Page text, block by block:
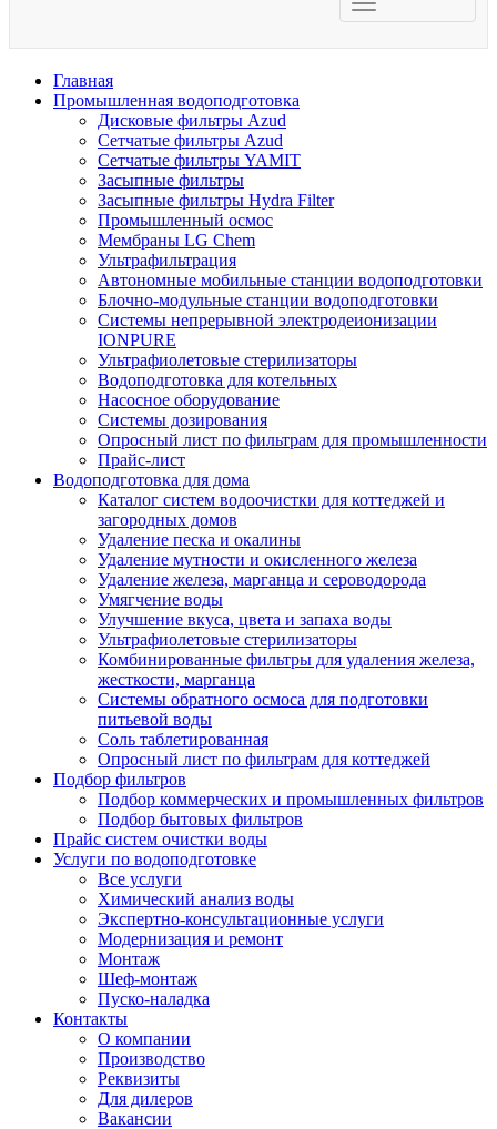
Главная
Промышленная водоподготовка
Дисковые фильтры Azud
Сетчатые фильтры Azud
Сетчатые фильтры YAMIT
Засыпные фильтры
Засыпные фильтры Hydra Filter
Промышленный осмос
Мембраны LG Chem
Ультрафильтрация
Автономные мобильные станции водоподготовки
Блочно-модульные станции водоподготовки
Системы непрерывной электродеионизации
IONPURE
Ультрафиолетовые стерилизаторы
Водоподготовка для котельных
Насосное оборудование
Системы дозирования
Опросный лист по фильтрам для промышленности
Прайс-лист
Водоподготовка для дома
Каталог систем водоочистки для коттеджей и
загородных домов
Удаление песка и окалины
Удаление мутности и окисленного железа
Удаление железа, марганца и сероводорода
Умягчение воды
Улучшение вкуса, цвета и запаха воды
Ультрафиолетовые стерилизаторы
Комбинированные фильтры для удаления железа,
жесткости, марганца
Системы обратного осмоса для подготовки
питьевой воды
Соль таблетированная
Опросный лист по фильтрам для коттеджей
Подбор фильтров
Подбор коммерческих и промышленных фильтров
Подбор бытовых фильтров
Прайс систем очистки воды
Услуги по водоподготовке
Все услуги
Химический анализ воды
Экспертно-консультационные услуги
Модернизация и ремонт
Монтаж
Шеф-монтаж
Пуско-наладка
Контакты
О компании
Производство
Реквизиты
Для дилеров
Вакансии